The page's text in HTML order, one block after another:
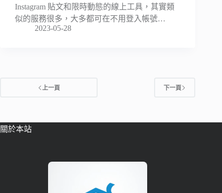
Instagram 貼文和限時動態的線上工具，其實類
似的服務很多，大多都可在不用登入帳號…
2023-05-28
上一頁 下一頁
關於本站